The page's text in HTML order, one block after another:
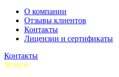
О компании
Отзывы клиентов
Контакты
Лицензии и сертификаты
Контакты
Услуги